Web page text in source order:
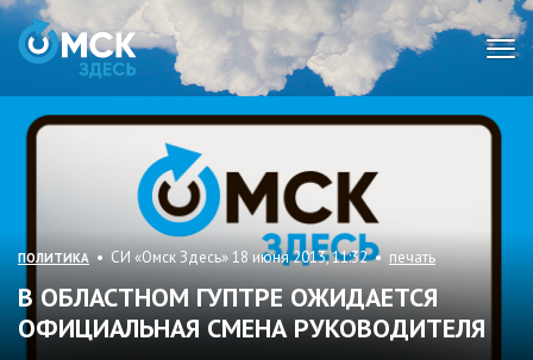
ПОЛИТИКА • СИ «Омск Здесь» 18 июня 2013, 11:32 • печать
В ОБЛАСТНОМ ГУПТРЕ ОЖИДАЕТСЯ
ОФИЦИАЛЬНАЯ СМЕНА РУКОВОДИТЕЛЯ